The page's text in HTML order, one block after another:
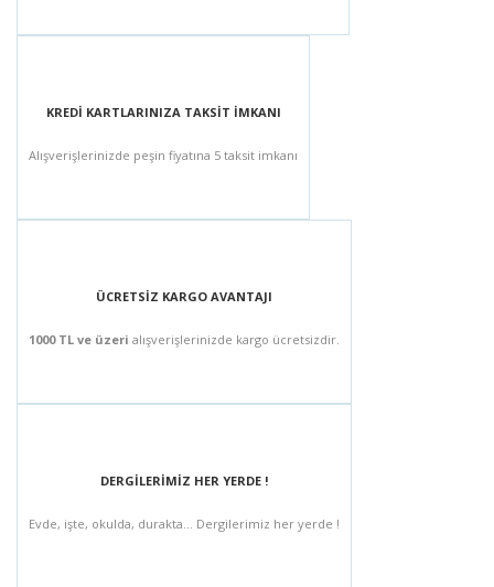
KREDİ KARTLARINIZA TAKSİT İMKANI
Alışverişlerinizde peşin fiyatına 5 taksit imkanı
ÜCRETSİZ KARGO AVANTAJI
1000 TL ve üzeri alışverişlerinizde kargo ücretsizdir.
DERGİLERİMİZ HER YERDE !
Evde, işte, okulda, durakta... Dergilerimiz her yerde !